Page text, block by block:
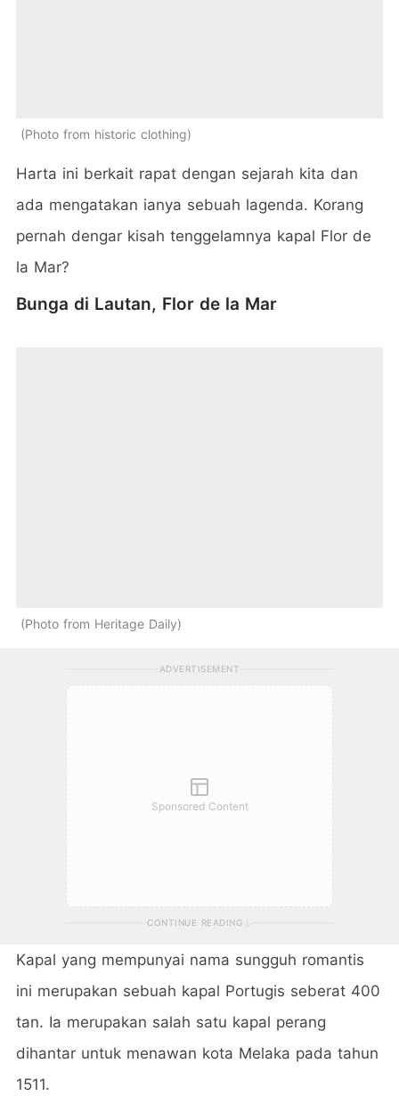
Photo from historic clothing
Harta ini berkait rapat dengan sejarah kita dan
ada mengatakan ianya sebuah lagenda. Korang
pernah dengar kisah tenggelamnya kapal Flor de
la Mar?
Bunga di Lautan, Flor de la Mar
Photo from Heritage Daily
ADVERTISEMENT
Sponsored Content
CONTINUE READING
Kapal yang mempunyai nama sungguh romantis
ini merupakan sebuah kapal Portugis seberat 400
tan. Ia merupakan salah satu kapal perang
dihantar untuk menawan kota Melaka pada tahun
1511.